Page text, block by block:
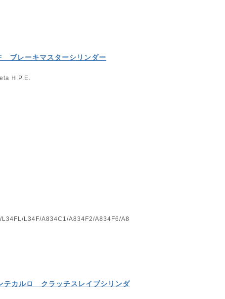
レーキマスターシリンダー
H.P.E.
L34F/A834C1/A834F2/A834F6/A8
テカルロ クラッチスレイブシリンダ